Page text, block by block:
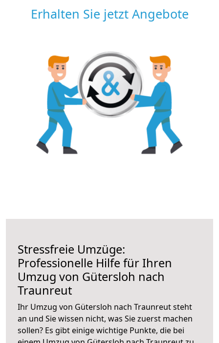
Erhalten Sie jetzt Angebote
Stressfreie Umzüge:
Professionelle Hilfe für Ihren
Umzug von Gütersloh nach
Traunreut
Ihr Umzug von Gütersloh nach Traunreut steht
an und Sie wissen nicht, was Sie zuerst machen
sollen? Es gibt einige wichtige Punkte, die bei